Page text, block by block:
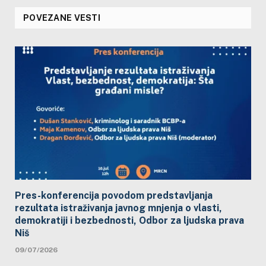
POVEZANE VESTI
Pres-konferencija povodom predstavljanja
rezultata istraživanja javnog mnjenja o vlasti,
demokratiji i bezbednosti, Odbor za ljudska prava
Niš
09/07/2026